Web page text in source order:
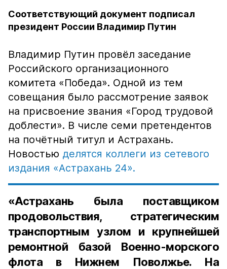
Соответствующий документ подписал
президент России Владимир Путин
Владимир Путин провёл заседание
Российского организационного
комитета «Победа». Одной из тем
совещания было рассмотрение заявок
на присвоение звания «Город трудовой
доблести». В числе семи претендентов
на почётный титул и Астрахань.
Новостью делятся коллеги из сетевого
издания «Астрахань 24».
«Астрахань была поставщиком
продовольствия, стратегическим
транспортным узлом и крупнейшей
ремонтной базой Военно-морского
флота в Нижнем Поволжье. На